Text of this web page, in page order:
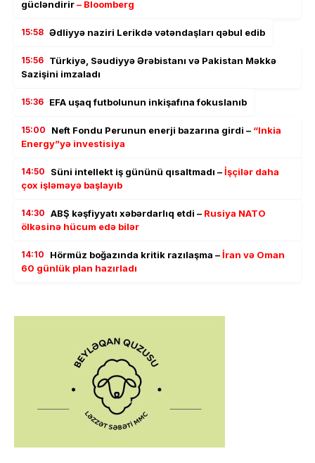
gücləndirir– Bloomberg
15:58 Ədliyyə naziri Lerikdə vətəndaşları qəbul edib
15:56 Türkiyə, Səudiyyə Ərəbistanı və Pakistan Məkkə
Sazişini imzaladı
15:36 EFA uşaq futbolunun inkişafına fokuslanıb
15:00 Neft Fondu Perunun enerji bazarına girdi – “Inkia
Energy”yə investisiya
14:50 Süni intellekt iş gününü qısaltmadı –İşçilər daha
çox işləməyə başlayıb
14:30 ABŞ kəşfiyyatı xəbərdarlıq etdi – Rusiya NATO
ölkəsinə hücum edə bilər
14:10 Hörmüz boğazında kritik razılaşma –İran və Oman
60 günlük plan hazırladı